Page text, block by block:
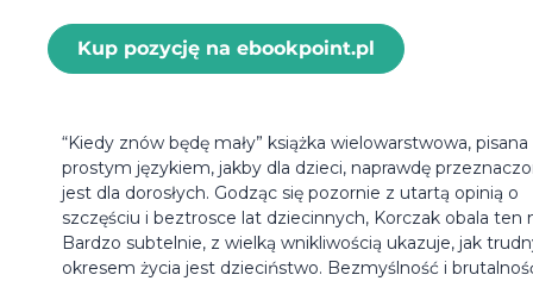
Kup pozycję na ebookpoint.pl
“Kiedy znów będę mały” książka wielowarstwowa, pisana
prostym językiem, jakby dla dzieci, naprawdę
jest dla dorosłych. Godząc się pozornie z utartą opinią o
szczęściu i beztrosce lat dziecinnych, Korczak obala ten
Bardzo subtelnie, z wielką wnikliwością ukazuje, jak
okresem życia jest dzieciństwo. Bezmyślność i